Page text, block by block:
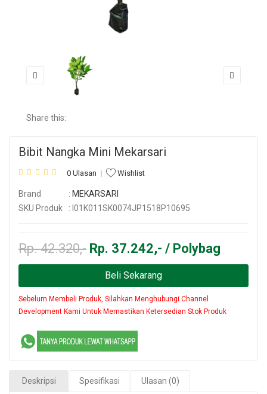
Share this:
Bibit Nangka Mini Mekarsari
0 Ulasan Wishlist
Brand : MEKARSARI
SKU Produk
: I01K011SK0074JP1518P10695
Rp. 42.320,- Rp. 37.242,- / Polybag
Beli Sekarang
Sebelum Membeli Produk, Silahkan Menghubungi Channel
Development Kami Untuk Memastikan Ketersedian Stok Produk
Deskripsi Spesifikasi Ulasan (0)